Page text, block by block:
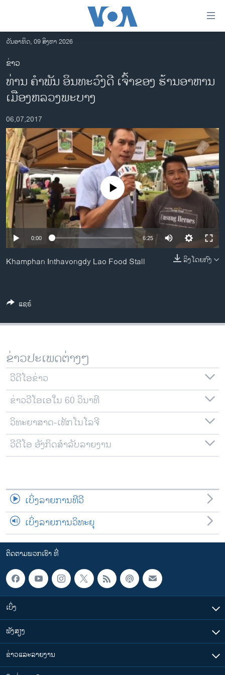
ເຂົ້າ
ຫາ
ຂ້າມ
ຂ້າມ
ຂ້າມ
ໄປ
ຫາ
ຊອກ
ຄົ້ນ
ລາວ
ອາເມຣິກາ
ການເລືອກຕັ້ງ ປະທານາທີບໍດີ ສະຫະລັດ 2024
ຂ່າວ​ຈີນ
ໂລກ
ເອເຊຍ
ອິດສະຫຼະພາບດ້ານການຂ່າວ
ຊີວິດຊາວລາວ
ຊຸມຊົນຊາວລາວ
ວິທະຍາສາດ-ເທັກໂນໂລຈີ
ທຸລະກິດ
ພາສາອັງກິດ
ສຽງ
ລາຍການກະຈາຍສຽງ
ພາສາຕ່າງໆ
ວັນອາທິດ, 09 ສິງຫາ 2026
ຂ່າວ
ທ່ານ ຄຳພັນ ອິນທະວົງດີ ເຈົ້າຂອງ ຮ້ານອາຫານ
ເມືອງຫລວງພະບາງ
06,07,2017
No media source currently available
0:00 6:25
ລິງໂດຍກົງ
Khamphan Inthavongdy Lao Food Stall
ແຊຣ໌
ຂ່າວປະເພດຕ່າງໆ
ວີດີໂອຂ່າວ
ຂ່າວວີໂອເອໃນ 60 ວິນາທີ
ວິທະຍາສາດ-ເທັກໂນໂລຈີ
ວີດີໂອ ອັງກິດສຳລັບລາຍງານ
ເບິ່ງລາຍການທີວີ
ເບິ່ງລາຍການວິທະຍຸ
ຕິດຕາມພວກເຮົາ ທີ່
ເບິ່ງ
ຟັງສຽງ
ຂ່າວແລະລາຍງານ